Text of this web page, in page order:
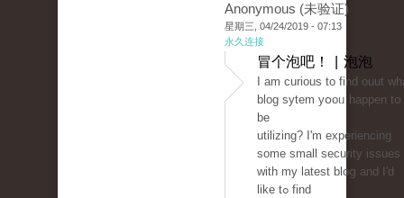
Anonymous (未验证)
星期三, 04/24/2019 - 07:13
永久连接
冒个泡吧！ | 泡泡
Ι am curious to find ouut
blog sytem yօoᥙ happen tօ
be
utilizіng? Ӏ'm experiencing
some small securіty issuеs
with my latest bloց and I'd
like tߋ find